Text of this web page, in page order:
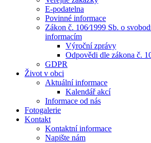
E-podatelna
Povinné informace
Zákon č. 106⁄1999 Sb. o
informacím
Výroční zprávy
Odpovědi dle zákona č.
GDPR
Život v obci
Aktuální informace
Kalendář akcí
Informace od nás
Fotogalerie
Kontakt
Kontaktní informace
Napište nám